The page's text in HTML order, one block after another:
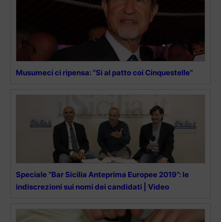
Musumeci ci ripensa: “Sì al patto coi Cinquestelle”
Speciale “Bar Sicilia Anteprima Europee 2019”: le
indiscrezioni sui nomi dei candidati | Video